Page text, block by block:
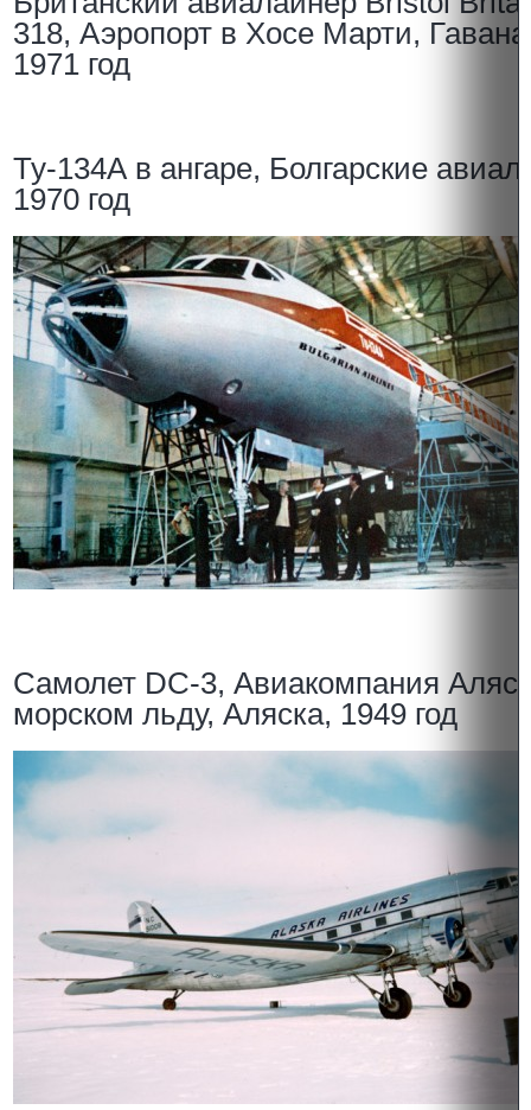
318, Аэропорт в Хосе Марти,
1971 год
Ту-134А в ангаре, Болгарские
1970 год
Самолет DC-3, Авиакомпания
морском льду, Аляска, 1949 год